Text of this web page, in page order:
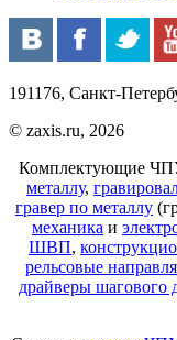
191176, Санкт-
© zaxis.ru, 2026
Комплектующие
металлу,
гравер по металлу
механика и
ШВП,
рельсовые
драйверы шагового